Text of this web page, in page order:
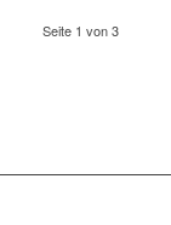
Seite 1 von 3